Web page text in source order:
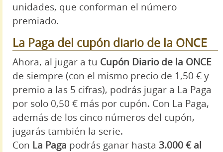
unidades, que conforman el número
premiado.
La Paga del cupón diario de la ONCE
Ahora, al jugar a tu Cupón Diario de la ONCE
de siempre (con el mismo precio de 1,50 € y
premio a las 5 cifras), podrás jugar a La Paga
por solo 0,50 € más por cupón. Con La Paga,
además de los cinco números del cupón,
jugarás también la serie.
Con La Paga podrás ganar hasta 3.000 € al